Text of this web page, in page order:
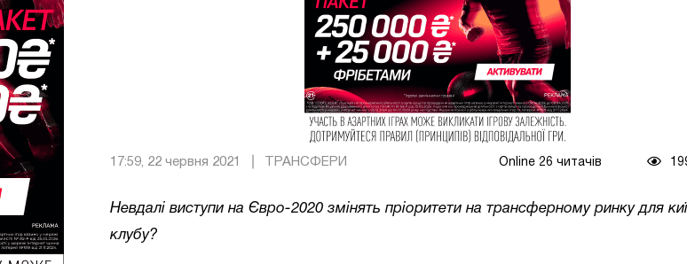
17:59, 22 червня 2021 ТРАНСФЕРИ Online 26 читачів
Невдалі виступи на Євро-2020 змінять пріоритети на трансферному ринку для
клубу?